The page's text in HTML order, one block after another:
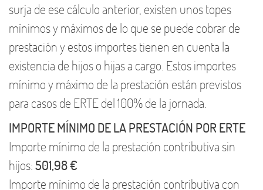
surja de ese cálculo anterior, existen unos topes
mínimos y máximos de lo que se puede cobrar de
prestación y estos importes tienen en cuenta la
existencia de hijos o hijas a cargo. Estos importes
mínimo y máximo de la prestación están previstos
para casos de ERTE del 100% de la jornada.
IMPORTE MÍNIMO DE LA PRESTACIÓN POR ERTE
Importe mínimo de la prestación contributiva sin
hijos:501,98 €
Importe mínimo de la prestación contributiva con